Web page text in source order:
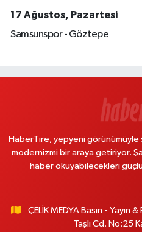
17 Ağustos, Pazartesi
Samsunspor - Göztepe
HaberTire, yepyeni
modernizmi bir araya getiriyor.
haber okuyabilecekleri
ÇELİK MEDYA Basın - Yayın
Taşlı Cd. No:25